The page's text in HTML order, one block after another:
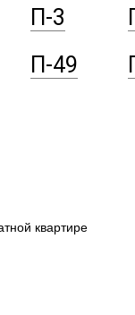
П-3
П-49